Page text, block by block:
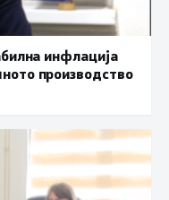
инфлација
производство